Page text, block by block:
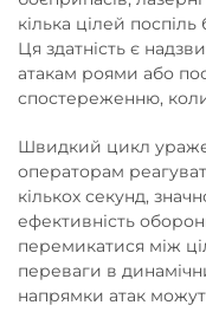
кілька цілей
Ця здатність є
атакам роями або
спостереженню, коли
Швидкий цикл
операторам
кількох секунд,
ефективність
перемикатися між
переваги в
напрямки атак